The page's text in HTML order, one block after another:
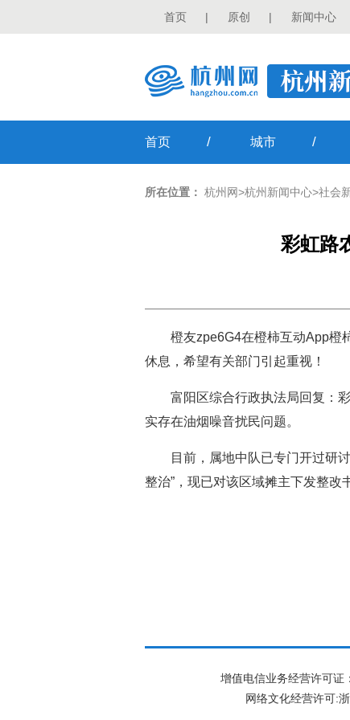
首页 | 原创 | 新闻中心
首页 / 城市 /
所在位置： 杭州网>杭州新闻中心>社会
彩虹路
橙友zpe6G4在橙柿互动App橙
休息，希望有关部门引起重视！
富阳区综合行政执法局回复：
实存在油烟噪音扰民问题。
目前，属地中队已专门开过研
整治”，现已对该区域摊主下发整改
增值电信业务经营许可
网络文化经营许可: